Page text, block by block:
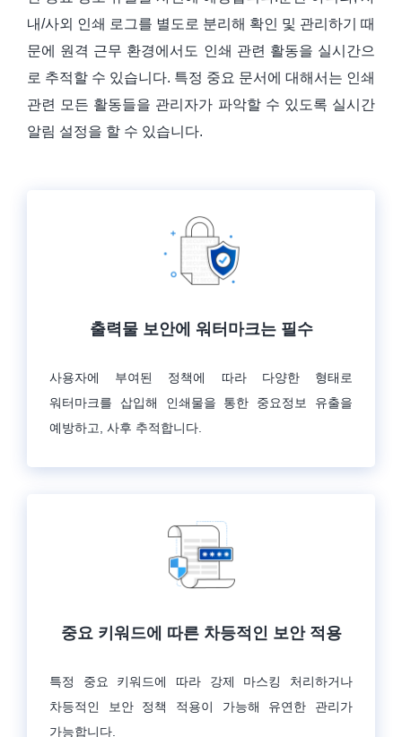
내/사외 인쇄 로그를 별도로 분리해 확인 및 관리하기 때
문에 원격 근무 환경에서도 인쇄 관련 활동을 실시간으
로 추적할 수 있습니다. 특정 중요 문서에 대해서는 인쇄
관련 모든 활동들을 관리자가 파악할 수 있도록 실시간
알림 설정을 할 수 있습니다.
출력물 보안에 워터마크는 필수
사용자에 부여된 정책에 따라 다양한 형태로
워터마크를 삽입해 인쇄물을 통한 중요정보 유출을
예방하고, 사후 추적합니다.
중요 키워드에 따른 차등적인 보안 적용
특정 중요 키워드에 따라 강제 마스킹 처리하거나
차등적인 보안 정책 적용이 가능해 유연한 관리가
가능합니다.